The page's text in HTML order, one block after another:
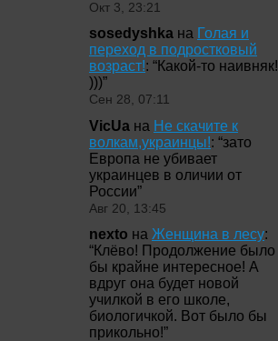
Окт 3, 23:21
sosedyshka на Голая и
переход в подростковый
возраст!: “Какой-то наивняк!
)))”
Сен 28, 07:11
VicUa на Не скачите к
волкам,украинцы!: “зато
Европа не убивает
украинцев в оличии от
России”
Авг 20, 13:45
nexto на Женщина в лесу:
“Клёво! Продолжение было
бы крайне интересное! А
вдруг она будет новой
училкой в его школе,
биологичкой. Вот было бы
прикольно!”